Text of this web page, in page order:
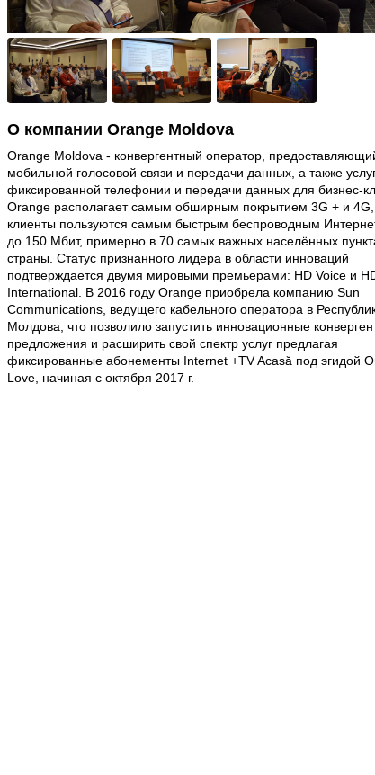
О компании Orange Moldova
Orange Moldova - конвергентный оператор,
мобильной голосовой связи и передачи данных, а также
фиксированной телефонии и передачи данных для бизнес-
Orange располагает самым обширным покрытием 3G + и
клиенты пользуются самым быстрым беспроводным
до 150 Мбит, примерно в 70 самых важных населённых
страны. Статус признанного лидера в области инноваций
подтверждается двумя мировыми премьерами: HD Voice и
International. В 2016 году Orange приобрела компанию Sun
Communications, ведущего кабельного оператора в
Молдова, что позволило запустить инновационные
предложения и расширить свой спектр услуг предлагая
фиксированные абонементы Internet +TV Acasă под эгидой
Love, начиная с октября 2017 г.